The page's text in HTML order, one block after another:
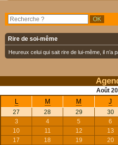
Rire de soi-même
Heureux celui qui sait rire de lui-même, il n’a
Août
M M J
27 28 29 30
3
4 5 6
10
11 12 13
17
18 19 20